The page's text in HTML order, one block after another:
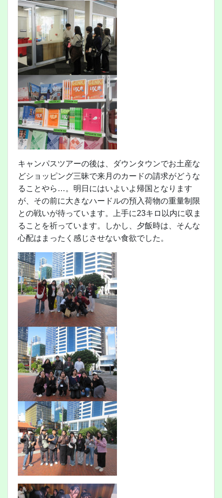
キャンパスツアーの後は、ダウンタウンでお土産な
どショッピング三昧で来月のカードの請求がどうな
ることやら…。明日にはいよいよ帰国となります
が、その前に大きなハードルの預入荷物の重量制限
との戦いが待っています。上手に23キロ以内に収ま
ることを祈っています。しかし、夕飯時は、そんな
心配はまったく感じさせない食欲でした。